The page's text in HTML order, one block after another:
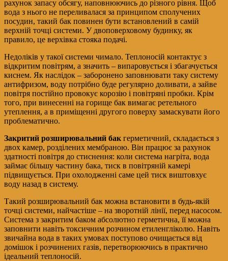
рахунок запасу обсягу, наповнюючись до різного рівня. Щоб
вода з нього не переливалася за принципом сполучених
посудин, такий бак повинен бути встановлений в самій
верхній точці системи. У двоповерховому будинку, як
правило, це верхівка стояка подачі.
Недоліків у такої системи чимало. Теплоносій контактує з
відкритим повітрям, а значить – випаровується і збагачується
киснем. Як наслідок – заборонено заповнювати таку систему
антифризом, воду потрібно буде регулярно доливати, а зайве
повітря постійно провокує корозію і повітряні пробки. Крім
того, при винесенні на горище бак вимагає ретельного
утеплення, а в приміщенні другого поверху замаскувати його
проблематично.
Закритий розширювальний бак герметичний, складається з
двох камер, розділених мембраною. Він працює за рахунок
здатності повітря до стиснення: коли система нагріта, вода
займає більшу частину бака, тиск в повітряній камері
підвищується. При охолодженні саме цей тиск виштовхує
воду назад в систему.
Такий розширювальний бак можна встановити в будь-якій
точці системи, найчастіше – на зворотній лінії, перед насосом.
Система з закритим баком абсолютно герметична, її можна
заповнити навіть токсичним розчином етиленгліколю. Навіть
звичайна вода в таких умовах поступово очищається від
домішок і розчинених газів, перетворюючись в практично
ідеальний теплоносій.